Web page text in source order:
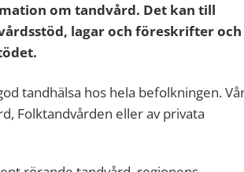
om tandvård. Det kan till
lagar och föreskrifter
tandhälsa hos hela befolkningen.
Folktandvården eller av privata